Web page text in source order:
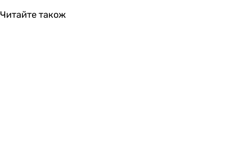
Читайте також